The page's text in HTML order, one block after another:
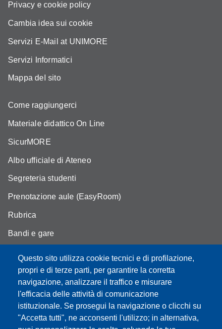
Questo sito utilizza cookie tecnici e di profilazione,
propri e di terze parti, per garantire la corretta
navigazione, analizzare il traffico e misurare
l'efficacia delle attività di comunicazione
istituzionale. Se prosegui la navigazione o clicchi su
"Accetta tutti", ne acconsenti l'utilizzo; in alternativa,
Privacy e cookie policy
Cambia idea sui cookie
Servizi E-Mail at UNIMORE
Servizi Informatici
Mappa del sito
Come raggiungerci
Materiale didattico On Line
SicurMORE
Albo ufficiale di Ateneo
Segreteria studenti
Prenotazione aule (EasyRoom)
Rubrica
Bandi e gare
Partita IVA: 00427620364
Dipartimento di Scienze della Vita